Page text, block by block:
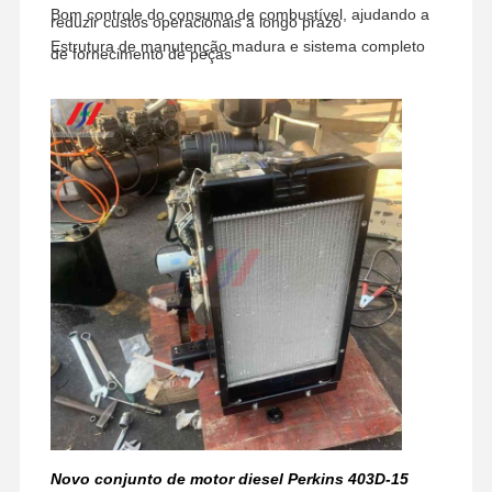
Para Casa Produtos Show De RV Sobre Nós
Visita À
Fábrica
Controle De
Qualidade
Contacte-
Nos
Notícias
Casos
Perkins Engine
Motor Yanmar
Motor Kubota
Bom controle do consumo de combustível, ajudando a
reduzir custos operacionais a longo prazo
Estrutura de manutenção madura e sistema completo
de fornecimento de peças
Novo conjunto de motor diesel Perkins 403D-15